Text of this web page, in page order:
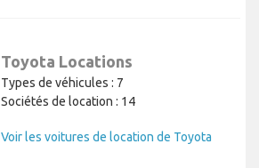
Toyota Locations
Types de véhicules : 7
Sociétés de location : 14
Voir les voitures de location de Toyota